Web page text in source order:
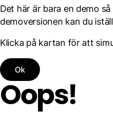
Det här är bara en demo
demoversionen kan du
Klicka på kartan för att
Ok
Oops!